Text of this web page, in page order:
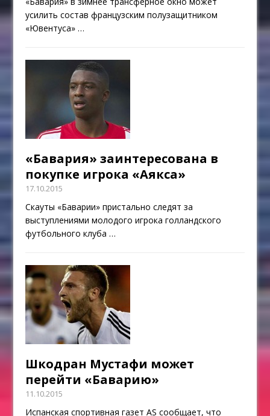
усилить состав французским полузащитником
«Ювентуса»…
«Бавария» заинтересована в
покупке игрока «Аякса»
17.10.2015
Скауты «Баварии» пристально следят за
выступлениями молодого игрока голландского
футбольного клуба…
Шкодран Мустафи может
перейти «Баварию»
11.10.2015
Испанская спортивная газет AS сообщает, что